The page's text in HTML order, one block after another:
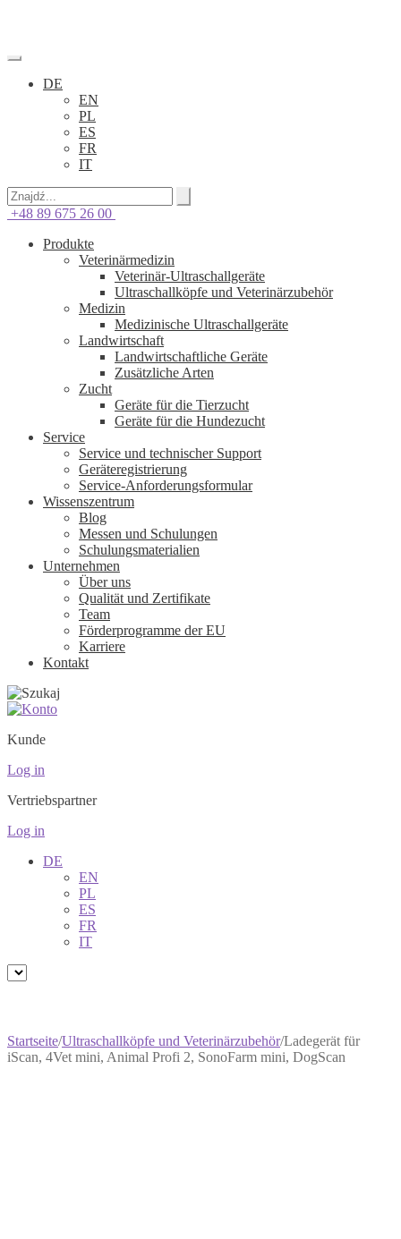
DE
EN
PL
ES
FR
IT
+48 89 675 26 00
Produkte
Veterinärmedizin
Veterinär-Ultraschallgeräte
Ultraschallköpfe und Veterinärzubehör
Medizin
Medizinische Ultraschallgeräte
Landwirtschaft
Landwirtschaftliche Geräte
Zusätzliche Arten
Zucht
Geräte für die Tierzucht
Geräte für die Hundezucht
Service
Service und technischer Support
Geräteregistrierung
Service-Anforderungsformular
Wissenszentrum
Blog
Messen und Schulungen
Schulungsmaterialien
Unternehmen
Über uns
Qualität und Zertifikate
Team
Förderprogramme der EU
Karriere
Kontakt
Kunde
Log in
Vertriebspartner
Log in
DE
EN
PL
ES
FR
IT
Startseite/Ultraschallköpfe und Veterinärzubehör/Ladegerät für
iScan, 4Vet mini, Animal Profi 2, SonoFarm mini, DogScan